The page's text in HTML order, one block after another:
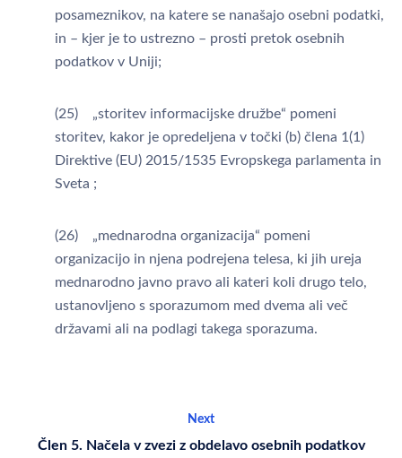
posameznikov, na katere se nanašajo osebni podatki,
in – kjer je to ustrezno – prosti pretok osebnih
podatkov v Uniji;
(25) „storitev informacijske družbe“ pomeni
storitev, kakor je opredeljena v točki (b) člena 1(1)
Direktive (EU) 2015/1535 Evropskega parlamenta in
Sveta ;
(26) „mednarodna organizacija“ pomeni
organizacijo in njena podrejena telesa, ki jih ureja
mednarodno javno pravo ali kateri koli drugo telo,
ustanovljeno s sporazumom med dvema ali več
državami ali na podlagi takega sporazuma.
Next
Člen 5. Načela v zvezi z obdelavo osebnih podatkov